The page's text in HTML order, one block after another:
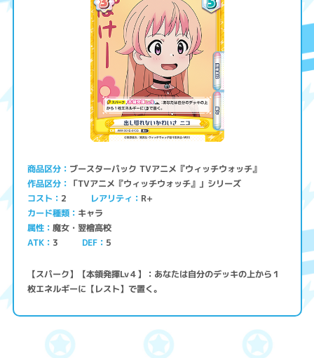
商品区分 ブースターパック TVアニメ『ウィッチウォッチ』
作品区分 「TVアニメ『ウィッチウォッチ』」シリーズ
コスト 2 レアリティ R+
カード種類 キャラ
属性 魔女・翌檜高校
ATK 3 DEF 5
【スパーク】【本領発揮Lv４】：あなたは自分のデッキの上から１
枚エネルギーに【レスト】で置く。